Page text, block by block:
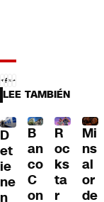
LEE TAMBIÉN
D
et
ie
ne
n
B
an
co
C
on
R
oc
ks
ta
r
Mi
ns
al
or
de